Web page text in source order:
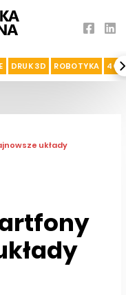
DRUK 3D ROBOTYKA 4G I
układy